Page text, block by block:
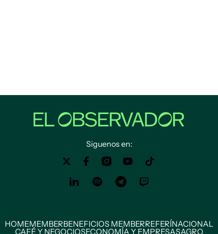
Siguenos en:
HOMEMEMBERBENEFICIOS MEMBERREFERÍNACIONAL
CAFÉ Y NEGOCIOSECONOMÍA Y EMPRESASAGRO